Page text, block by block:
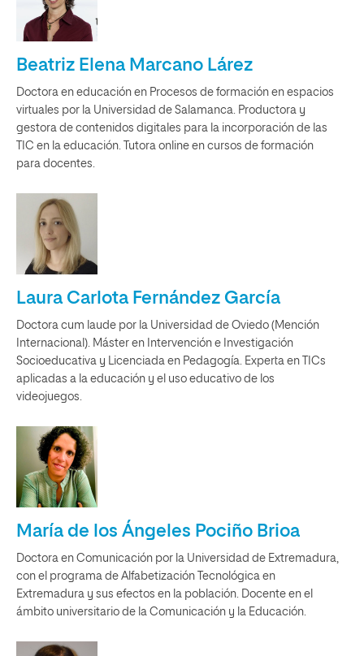
Beatriz Elena Marcano Lárez
Doctora en educación en Procesos de formación en espacios
virtuales por la Universidad de Salamanca. Productora y
gestora de contenidos digitales para la incorporación de las
TIC en la educación. Tutora online en cursos de formación
para docentes.
Laura Carlota Fernández García
Doctora cum laude por la Universidad de Oviedo (Mención
Internacional). Máster en Intervención e Investigación
Socioeducativa y Licenciada en Pedagogía. Experta en TICs
aplicadas a la educación y el uso educativo de los
videojuegos.
María de los Ángeles Pociño Brioa
Doctora en Comunicación por la Universidad de Extremadura,
con el programa de Alfabetización Tecnológica en
Extremadura y sus efectos en la población. Docente en el
ámbito universitario de la Comunicación y la Educación.